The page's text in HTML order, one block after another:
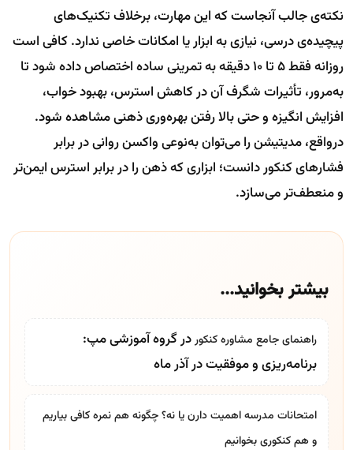
نکته‌ی جالب آنجاست که این مهارت، برخلاف تکنیک‌های
پیچیده‌ی درسی، نیازی به ابزار یا امکانات خاصی ندارد. کافی است
روزانه فقط ۵ تا ۱۰ دقیقه به تمرینی ساده اختصاص داده شود تا
به‌مرور، تأثیرات شگرف آن در کاهش استرس، بهبود خواب،
افزایش انگیزه و حتی بالا رفتن بهره‌وری ذهنی مشاهده شود.
درواقع، مدیتیشن را می‌توان به‌نوعی واکسن روانی در برابر
فشارهای کنکور دانست؛ ابزاری که ذهن را در برابر استرس ایمن‌تر
و منعطف‌تر می‌سازد.
بیشتر بخوانید...
راهنمای جامع مشاوره کنکوردر گروه آموزشی مپ:
برنامه‌ریزی و موفقیت در آذر ماه
امتحانات مدرسه اهمیت دارن یا نه؟ چگونه هم نمره کافی بیاریم
و هم کنکوری بخوانیم